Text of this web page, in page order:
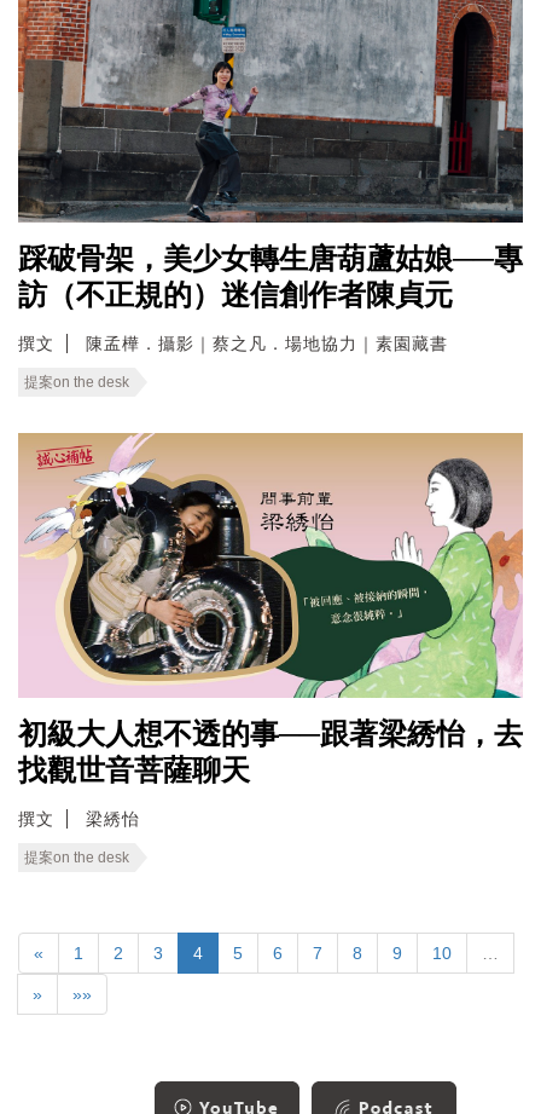
踩破骨架，美少女轉生唐葫蘆姑娘──專
訪（不正規的）迷信創作者陳貞元
撰文 陳孟樺．攝影｜蔡之凡．場地協力｜素園藏書
提案on the desk
初級大人想不透的事──跟著梁綉怡，去
找觀世音菩薩聊天
撰文 梁綉怡
提案on the desk
« 1 2 3 4 5 6 7 8 9 10
» »»